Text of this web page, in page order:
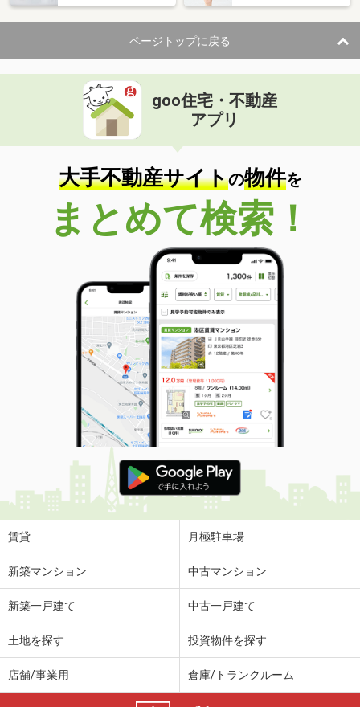
ページトップに戻る
goo住宅・不動産
アプリ
大手不動産サイトの物件を
まとめて検索！
賃貸 月極駐車場
新築マンション 中古マンション
新築一戸建て 中古一戸建て
土地を探す 投資物件を探す
店舗/事業用 倉庫/トランクルーム